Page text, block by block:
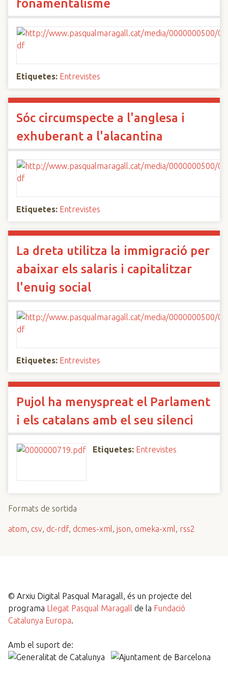
fonamentalisme
Etiquetes: Entrevistes
Sóc circumspecte a l'anglesa i
exhuberant a l'alacantina
Etiquetes: Entrevistes
La dreta utilitza la immigració per
abaixar els salaris i capitalitzar
l'enuig social
Etiquetes: Entrevistes
Pujol ha menyspreat el Parlament
i els catalans amb el seu silenci
Etiquetes: Entrevistes
Formats de sortida
atom, csv, dc-rdf, dcmes-xml, json, omeka-xml, rss2
© Arxiu Digital Pasqual Maragall, és un projecte del
programa Llegat Pasqual Maragall de la Fundació
Catalunya Europa.
Amb el suport de: